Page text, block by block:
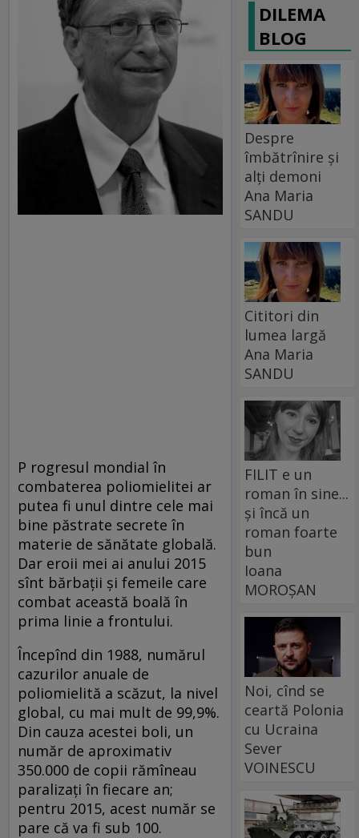
P rogresul mondial în
combaterea poliomielitei ar
putea fi unul dintre cele mai
bine păstrate secrete în
materie de sănătate globală.
Dar eroii mei ai anului 2015
sînt bărbații și femeile care
combat această boală în
prima linie a frontului.
Începînd din 1988, numărul
cazurilor anuale de
poliomielită a scăzut, la nivel
global, cu mai mult de 99,9%.
Din cauza acestei boli, un
număr de aproximativ
350.000 de copii rămîneau
paralizați în fiecare an;
pentru 2015, acest număr se
pare că va fi sub 100.
DILEMA
BLOG
Despre
îmbătrînire și
alți demoni
Ana Maria
SANDU
Cititori din
lumea largă
Ana Maria
SANDU
FILIT e un
roman în sine...
și încă un
roman foarte
bun
Ioana
MOROȘAN
Noi, cînd se
ceartă Polonia
cu Ucraina
Sever
VOINESCU